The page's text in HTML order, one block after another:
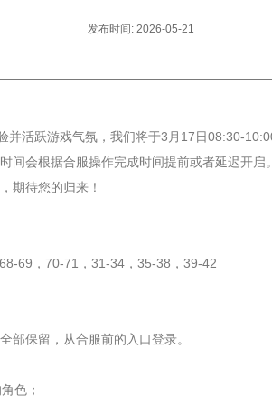
发布时间: 2026-05-21
活跃游戏气氛，我们将于3月17日08:30-
间会根据合服操作完成时间提前或者延迟开
期待您的归来！
69，70-71，31-34，35-38，39-42
部保留，从合服前的入口登录。
色；